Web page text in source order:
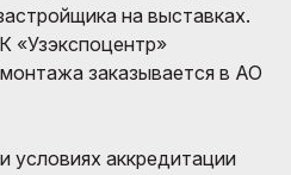
на выставках.
«Узэкспоцентр»
заказывается в АО
условиях аккредитации